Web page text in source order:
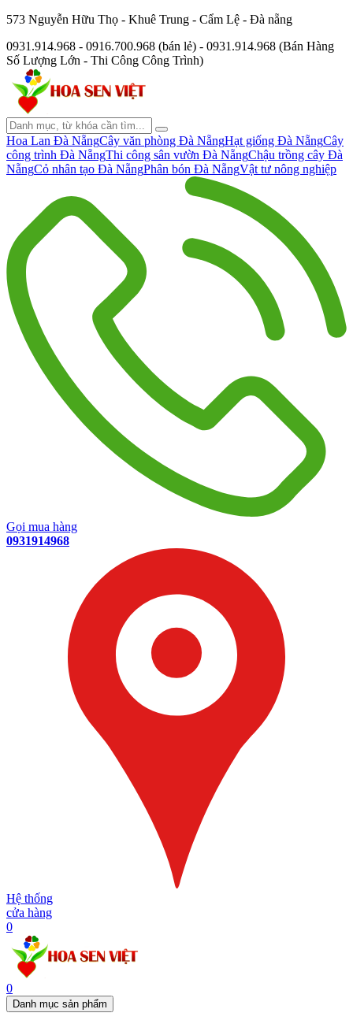
573 Nguyễn Hữu Thọ - Khuê Trung - Cẩm Lệ - Đà nẵng
0931.914.968 - 0916.700.968 (bán lẻ) - 0931.914.968 (Bán Hàng
Số Lượng Lớn - Thi Công Công Trình)
Hoa Lan Đà NẵngCây văn phòng Đà NẵngHạt giống Đà NẵngCây
công trình Đà NẵngThi công sân vườn Đà NẵngChậu trồng cây Đà
NẵngCỏ nhân tạo Đà NẵngPhân bón Đà NẵngVật tư nông nghiệp
Gọi mua hàng
0931914968
Hệ thống
cửa hàng
0
0
Danh mục sản phẩm